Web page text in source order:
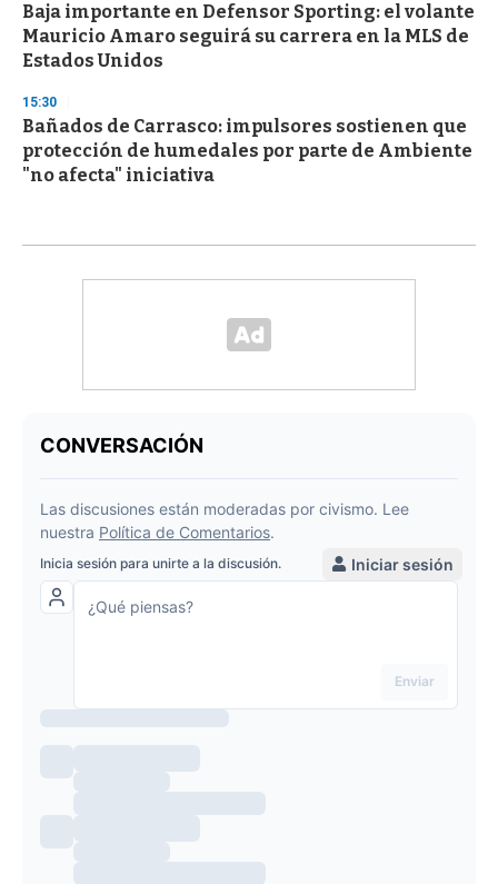
Baja importante en Defensor Sporting: el volante
Mauricio Amaro seguirá su carrera en la MLS de
Estados Unidos
15:30
Bañados de Carrasco: impulsores sostienen que
protección de humedales por parte de Ambiente
"no afecta" iniciativa